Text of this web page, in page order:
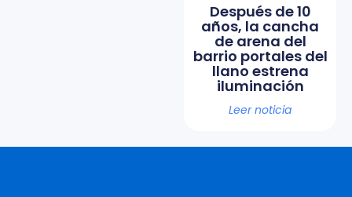
Después de 10
años, la cancha
de arena del
barrio portales del
llano estrena
iluminación
Leer noticia